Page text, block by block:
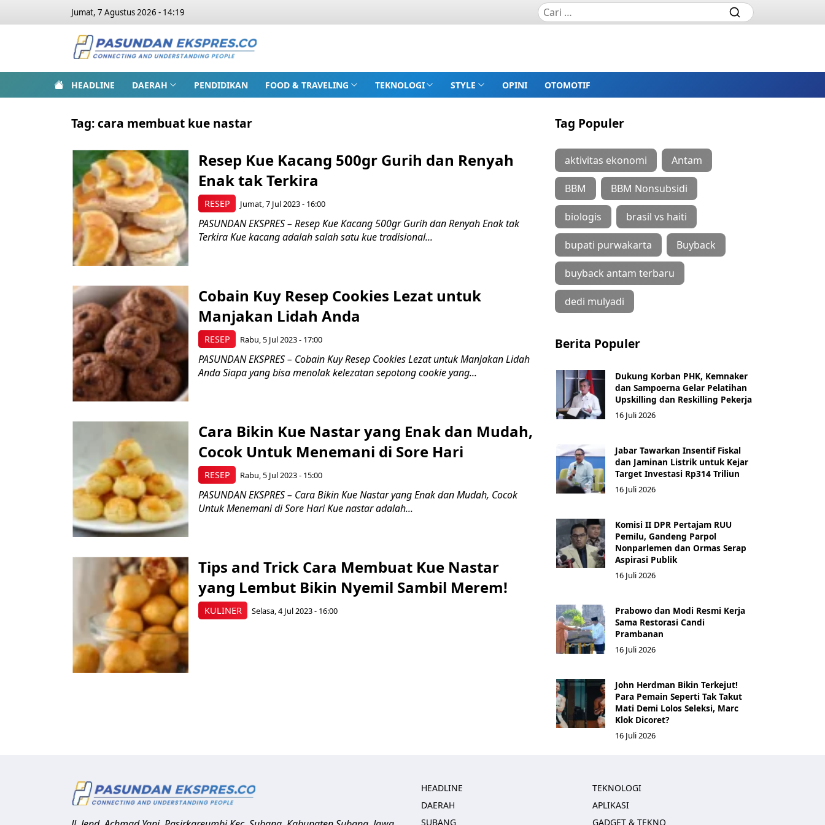
Jumat, 7 Agustus 2026 - 14:19
HEADLINE DAERAH PENDIDIKAN FOOD & TRAVELING TEKNOLOGI STYLE OPINI OTOMOTIF
Tag:cara membuat kue nastar
RESEP
Resep Kue Kacang 500gr Gurih dan Renyah
Enak tak Terkira
Jumat, 7 Jul 2023 - 16:00
PASUNDAN EKSPRES – Resep Kue Kacang 500gr Gurih dan Renyah Enak tak
Terkira Kue kacang adalah salah satu kue tradisional...
RESEP
Cobain Kuy Resep Cookies Lezat untuk
Manjakan Lidah Anda
Rabu, 5 Jul 2023 - 17:00
PASUNDAN EKSPRES – Cobain Kuy Resep Cookies Lezat untuk Manjakan Lidah
Anda Siapa yang bisa menolak kelezatan sepotong cookie yang...
RESEP
Cara Bikin Kue Nastar yang Enak dan Mudah,
Cocok Untuk Menemani di Sore Hari
Rabu, 5 Jul 2023 - 15:00
PASUNDAN EKSPRES – Cara Bikin Kue Nastar yang Enak dan Mudah, Cocok
Untuk Menemani di Sore Hari Kue nastar adalah...
KULINER
Tips and Trick Cara Membuat Kue Nastar
yang Lembut Bikin Nyemil Sambil Merem!
Selasa, 4 Jul 2023 - 16:00
Tag Populer
aktivitas ekonomi Antam
BBM BBM Nonsubsidi
biologis brasil vs haiti
bupati purwakarta Buyback
buyback antam terbaru
dedi mulyadi
Berita Populer
Dukung Korban PHK, Kemnaker
dan Sampoerna Gelar Pelatihan
Upskilling dan Reskilling Pekerja
16 Juli 2026
Jabar Tawarkan Insentif Fiskal
dan Jaminan Listrik untuk Kejar
Target Investasi Rp314 Triliun
16 Juli 2026
Komisi II DPR Pertajam RUU
Pemilu, Gandeng Parpol
Nonparlemen dan Ormas Serap
Aspirasi Publik
16 Juli 2026
Prabowo dan Modi Resmi Kerja
Sama Restorasi Candi
Prambanan
16 Juli 2026
John Herdman Bikin Terkejut!
Para Pemain Seperti Tak Takut
Mati Demi Lolos Seleksi, Marc
Klok Dicoret?
16 Juli 2026
HEADLINE
DAERAH
SUBANG
TEKNOLOGI
APLIKASI
GADGET & TEKNO